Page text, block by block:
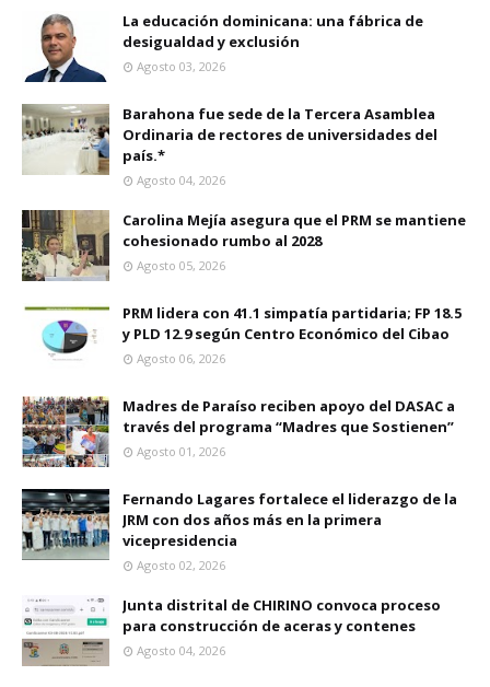
La educación dominicana: una fábrica de
desigualdad y exclusión
Agosto 03, 2026
Barahona fue sede de la Tercera Asamblea
Ordinaria de rectores de universidades del
país.*
Agosto 04, 2026
Carolina Mejía asegura que el PRM se mantiene
cohesionado rumbo al 2028
Agosto 05, 2026
PRM lidera con 41.1 simpatía partidaria; FP 18.5
y PLD 12.9 según Centro Económico del Cibao
Agosto 06, 2026
Madres de Paraíso reciben apoyo del DASAC a
través del programa “Madres que Sostienen”
Agosto 01, 2026
Fernando Lagares fortalece el liderazgo de la
JRM con dos años más en la primera
vicepresidencia
Agosto 02, 2026
Junta distrital de CHIRINO convoca proceso
para construcción de aceras y contenes
Agosto 04, 2026